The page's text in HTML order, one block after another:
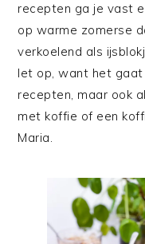
recepten ga je vast
op warme zomerse
verkoelend als
let op, want het
recepten, maar ook
met koffie of een
Maria.